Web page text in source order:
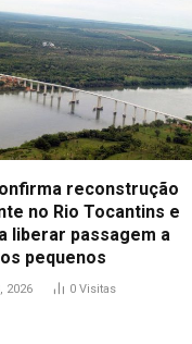
reconstrução
no Rio Tocantins e
liberar passagem a
pequenos
2026 0 Visitas